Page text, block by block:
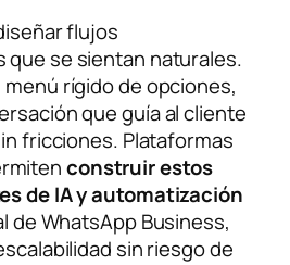
flujos
que se sientan naturales.
rígido de opciones,
que guía al cliente
fricciones. Plataformas
construir estos
de IA y automatización
de WhatsApp Business,
sin riesgo de